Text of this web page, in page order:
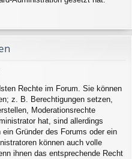
Rechte im Forum. Sie können
z. B. Berechtigungen setzen,
Moderationsrechte
hat, sind allerdings
Gründer des Forums oder ein
können auch volle
ihnen das entsprechende Recht